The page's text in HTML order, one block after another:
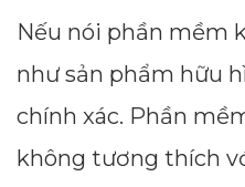
Nếu nói phần mềm
như sản phẩm hữu
chính xác. Phần
không tương thích